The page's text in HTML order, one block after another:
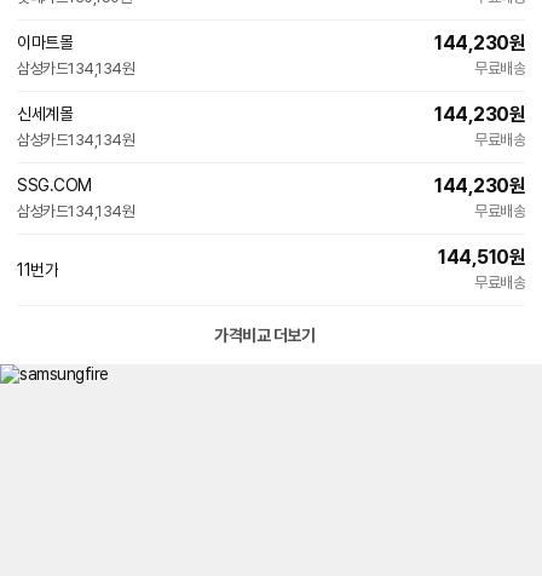
이마트몰
삼성카드134,134원
144,230원
무료배송
신세계몰
삼성카드134,134원
144,230원
무료배송
SSG.COM
삼성카드134,134원
144,230원
무료배송
11번가
144,510원
무료배송
가격비교 더보기